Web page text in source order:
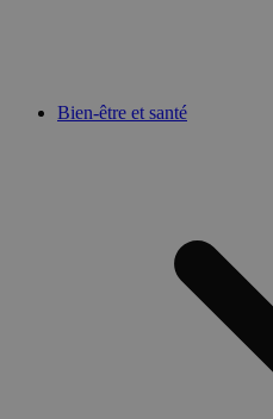
Bien-être et santé